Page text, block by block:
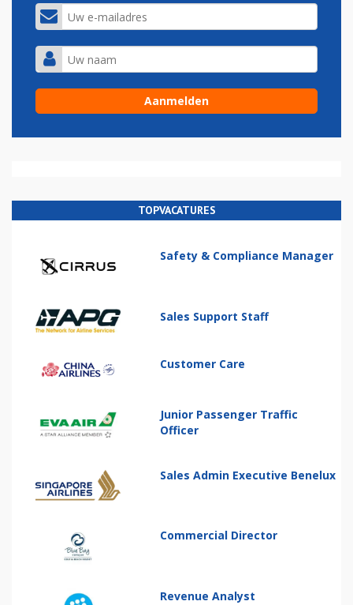
TOPVACATURES
Safety & Compliance Manager
Sales Support Staff
Customer Care
Junior Passenger Traffic
Officer
Sales Admin Executive Benelux
Commercial Director
Revenue Analyst